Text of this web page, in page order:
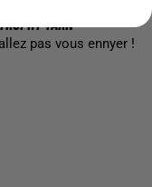
TARN
pas vous ennyer !